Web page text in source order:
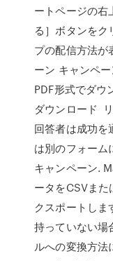
ートページの右
る］ボタンをク
プの配信方法が
ーン キャンペ
PDF形式でダウ
ダウンロード
回答者は成功を
は別のフォーム
キャンペーン.
ータをCSVまた
クスポートしま
持っていない場
ルへの変換方法